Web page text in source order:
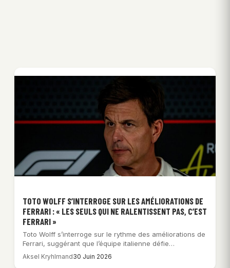
TOTO WOLFF S’INTERROGE SUR LES AMÉLIORATIONS DE
FERRARI : « LES SEULS QUI NE RALENTISSENT PAS, C’EST
FERRARI »
Toto Wolff s’interroge sur le rythme des améliorations de
Ferrari, suggérant que l’équipe italienne défie…
Aksel Kryhlmand30 Juin 2026